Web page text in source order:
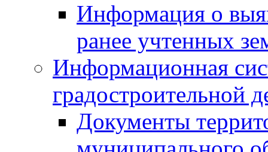
Информация о
ранее учтенных
Информационная
градостроительной
Документы